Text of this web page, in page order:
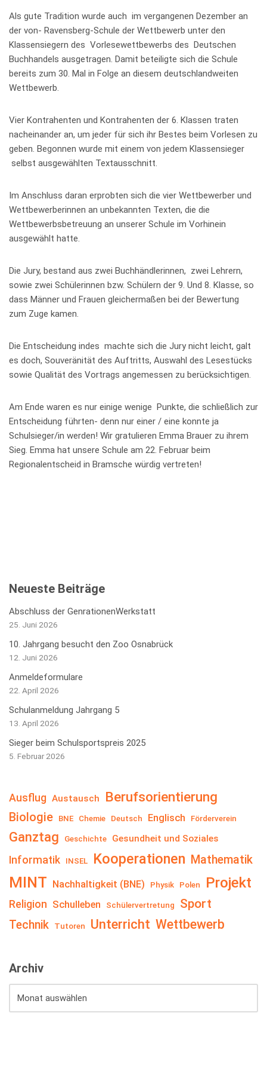
Als gute Tradition wurde auch im vergangenen Dezember an
der von- Ravensberg-Schule der Wettbewerb unter den
Klassensiegern des Vorlesewettbewerbs des Deutschen
Buchhandels ausgetragen. Damit beteiligte sich die Schule
bereits zum 30. Mal in Folge an diesem deutschlandweiten
Wettbewerb.
Vier Kontrahenten und Kontrahenten der 6. Klassen traten
nacheinander an, um jeder für sich ihr Bestes beim Vorlesen zu
geben. Begonnen wurde mit einem von jedem Klassensieger
selbst ausgewählten Textausschnitt.
Im Anschluss daran erprobten sich die vier Wettbewerber und
Wettbewerberinnen an unbekannten Texten, die die
Wettbewerbsbetreuung an unserer Schule im Vorhinein
ausgewählt hatte.
Die Jury, bestand aus zwei Buchhändlerinnen, zwei Lehrern,
sowie zwei Schülerinnen bzw. Schülern der 9. Und 8. Klasse, so
dass Männer und Frauen gleichermaßen bei der Bewertung
zum Zuge kamen.
Die Entscheidung indes machte sich die Jury nicht leicht, galt
es doch, Souveränität des Auftritts, Auswahl des Lesestücks
sowie Qualität des Vortrags angemessen zu berücksichtigen.
Am Ende waren es nur einige wenige Punkte, die schließlich zur
Entscheidung führten- denn nur einer / eine konnte ja
Schulsieger/in werden! Wir gratulieren Emma Brauer zu ihrem
Sieg. Emma hat unsere Schule am 22. Februar beim
Regionalentscheid in Bramsche würdig vertreten!
Neueste Beiträge
Abschluss der GenrationenWerkstatt
25. Juni 2026
10. Jahrgang besucht den Zoo Osnabrück
12. Juni 2026
Anmeldeformulare
22. April 2026
Schulanmeldung Jahrgang 5
13. April 2026
Sieger beim Schulsportspreis 2025
5. Februar 2026
Ausflug Austausch Berufsorientierung
Biologie BNE Chemie Deutsch Englisch Förderverein
Ganztag Geschichte Gesundheit und Soziales
Informatik INSEL Kooperationen Mathematik
MINT Nachhaltigkeit (BNE) Physik Polen Projekt
Religion Schulleben Schülervertretung Sport
Technik Tutoren Unterricht Wettbewerb
Archiv